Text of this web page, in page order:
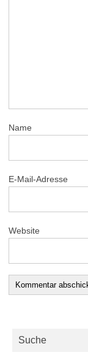
Name
E-Mail-Adresse
Website
Suche